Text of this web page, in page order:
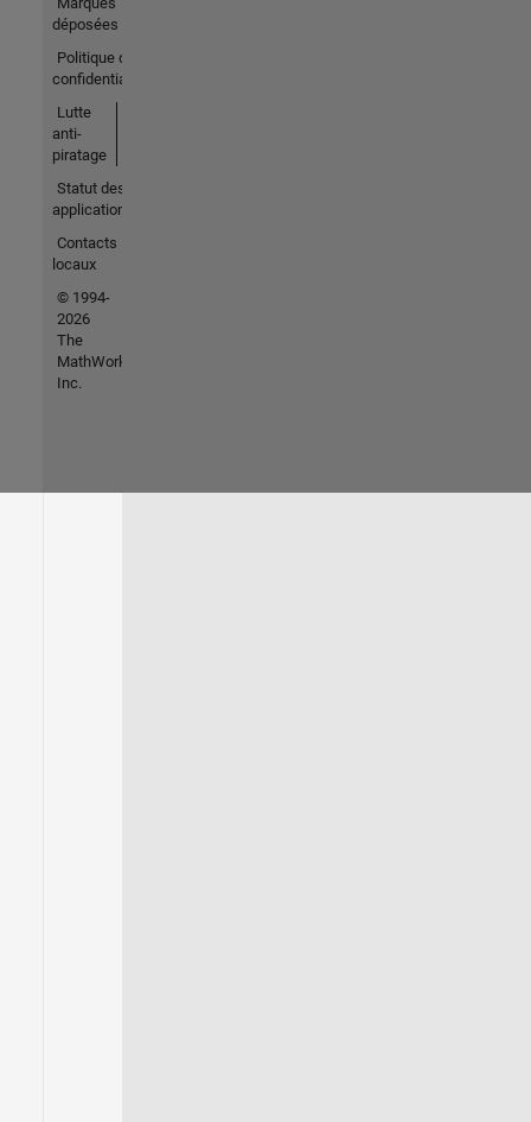
déposées
Politique de
confidentialité
Lutte
anti-
piratage
Statut des
applications
Contacts
locaux
© 1994-
2026
The
MathWorks,
Inc.